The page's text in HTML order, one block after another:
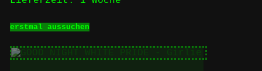
erstmal aussuchenProdukt
mehrere
Varianten